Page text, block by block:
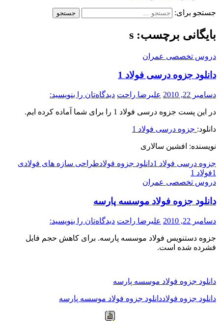
جستجو برای:
بایگانی برچسب: s
دروس تخصصی عمران
دانلود جزوه درسی فولاد 1
دسامبر 22, 2010 علیرضا راحت دیدگاه‌تان را بنویسید:
در این پست جزوه درسی فولاد 1 را برای شما آماده کرده ایم.
دانلود: جزوه درسی فولاد 1
نویسنده: افشین سالاری
جزوه درسی فولاد 1 دانلود جزوه فولادطراحی سازه های فولادی
1فولاد 1
دروس تخصصی عمران
دانلود جزوه فولاد موسسه پارسه
دسامبر 22, 2010 علیرضا راحت دیدگاه‌تان را بنویسید:
جزوه دستنویس فولاد موسسه پارسه. برای کاهش حجم فایل
فشرده شده است.
دانلود جزوه فولاد موسسه پارسه
دانلود جزوه فولاددانلود جزوه فولاد موسسه پارسه